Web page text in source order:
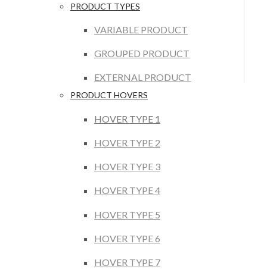
PRODUCT TYPES
VARIABLE PRODUCT
GROUPED PRODUCT
EXTERNAL PRODUCT
PRODUCT HOVERS
HOVER TYPE 1
HOVER TYPE 2
HOVER TYPE 3
HOVER TYPE 4
HOVER TYPE 5
HOVER TYPE 6
HOVER TYPE 7